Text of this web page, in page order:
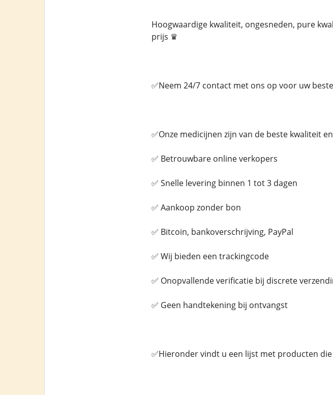
Hoogwaardige kwaliteit, ongesneden, pure
prijs ♛
✅Neem 24/7 contact met ons op voor uw
✅Onze medicijnen zijn van de beste kwaliteit
✅ Betrouwbare online verkopers
✅ Snelle levering binnen 1 tot 3 dagen
✅ Aankoop zonder bon
✅ Bitcoin, bankoverschrijving, PayPal
✅ Wij bieden een trackingcode
✅ Onopvallende verificatie bij discrete
✅ Geen handtekening bij ontvangst
✅Hieronder vindt u een lijst met producten